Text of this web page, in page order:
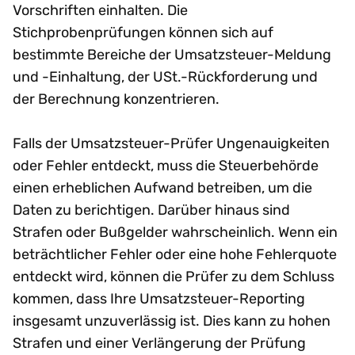
Vorschriften einhalten. Die
Stichprobenprüfungen können sich auf
bestimmte Bereiche der Umsatzsteuer-Meldung
und -Einhaltung, der USt.-Rückforderung und
der Berechnung konzentrieren.
Falls der Umsatzsteuer-Prüfer Ungenauigkeiten
oder Fehler entdeckt, muss die Steuerbehörde
einen erheblichen Aufwand betreiben, um die
Daten zu berichtigen. Darüber hinaus sind
Strafen oder Bußgelder wahrscheinlich. Wenn ein
beträchtlicher Fehler oder eine hohe Fehlerquote
entdeckt wird, können die Prüfer zu dem Schluss
kommen, dass Ihre Umsatzsteuer-Reporting
insgesamt unzuverlässig ist. Dies kann zu hohen
Strafen und einer Verlängerung der Prüfung